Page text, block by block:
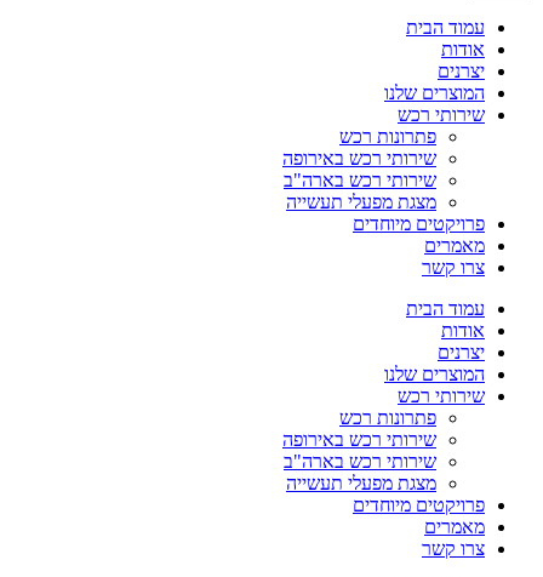
עמוד הבית
אודות
יצרנים
המוצרים שלנו
שירותי רכש
פתרונות רכש
שירותי רכש באירופה
שירותי רכש בארה"ב
מצגת מפעלי תעשייה
פרויקטים מיוחדים
מאמרים
צרו קשר
עמוד הבית
אודות
יצרנים
המוצרים שלנו
שירותי רכש
פתרונות רכש
שירותי רכש באירופה
שירותי רכש בארה"ב
מצגת מפעלי תעשייה
פרויקטים מיוחדים
מאמרים
צרו קשר